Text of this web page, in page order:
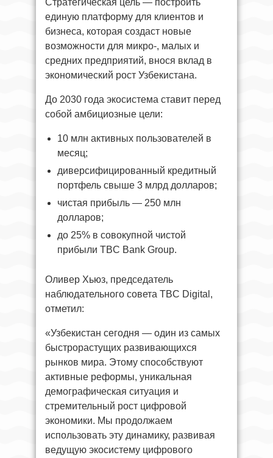
единую платформу для клиентов и
бизнеса, которая создаст новые
возможности для микро-, малых и
средних предприятий, внося вклад в
экономический рост Узбекистана.
До 2030 года экосистема ставит перед
собой амбициозные цели:
10 млн активных пользователей в
месяц;
диверсифицированный кредитный
портфель свыше 3 млрд долларов;
чистая прибыль — 250 млн
долларов;
до 25% в совокупной чистой
прибыли TBC Bank Group.
Оливер Хьюз, председатель
наблюдательного совета TBC Digital,
отметил:
«Узбекистан сегодня — один из самых
быстрорастущих развивающихся
рынков мира. Этому способствуют
активные реформы, уникальная
демографическая ситуация и
стремительный рост цифровой
экономики. Мы продолжаем
использовать эту динамику, развивая
ведущую экосистему цифрового